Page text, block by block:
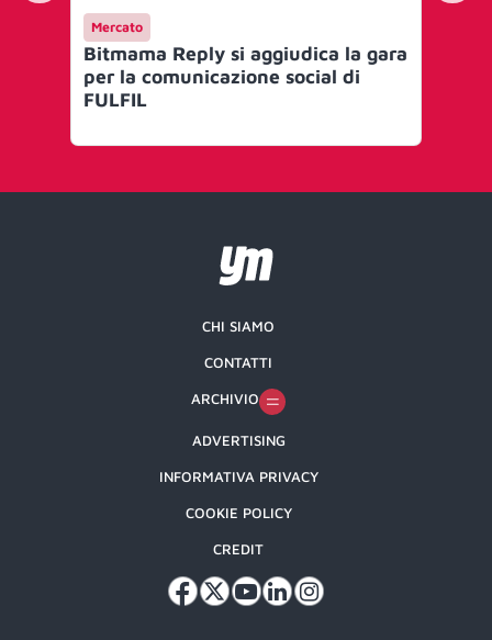
Mercato
Bitmama Reply si aggiudica la gara
per la comunicazione social di
FULFIL
CHI SIAMO
CONTATTI
ARCHIVIO
ADVERTISING
INFORMATIVA PRIVACY
COOKIE POLICY
CREDIT